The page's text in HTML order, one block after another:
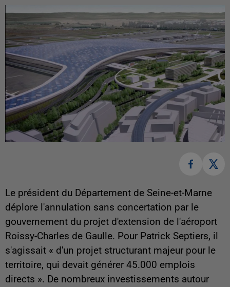
Le président du Département de Seine-et-Marne
déplore l'annulation sans concertation par le
gouvernement du projet d'extension de l'aéroport
Roissy-Charles de Gaulle. Pour Patrick Septiers, il
s'agissait « d'un projet structurant majeur pour le
territoire, qui devait générer 45.000 emplois
directs ». De nombreux investissements autour